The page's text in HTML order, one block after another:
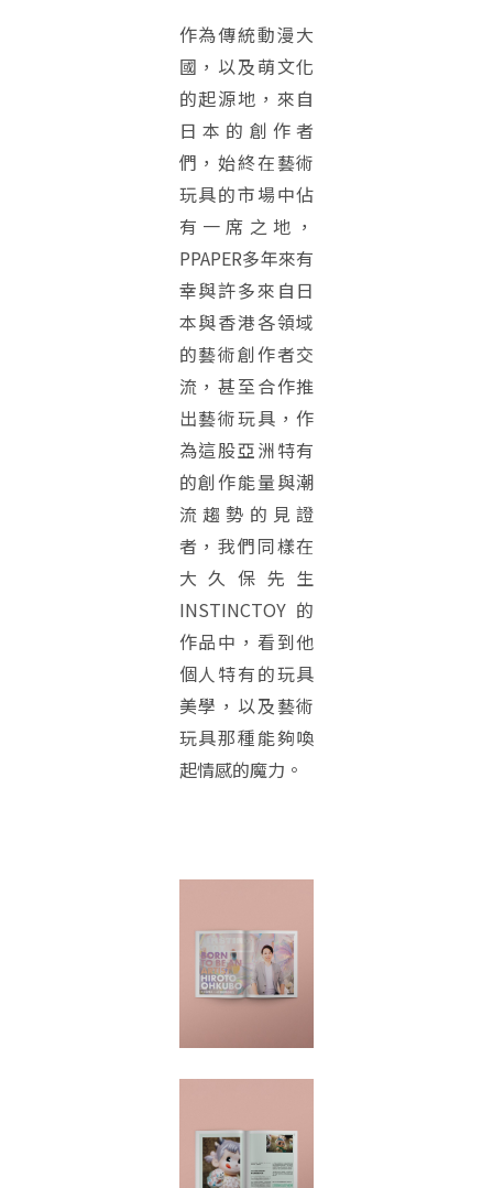
作為傳統動漫大
國，以及萌文化
的起源地，來自
日本的創作者
們，始終在藝術
玩具的市場中佔
有一席之地，
PPAPER多年來有
幸與許多來自日
本與香港各領域
的藝術創作者交
流，甚至合作推
出藝術玩具，作
為這股亞洲特有
的創作能量與潮
流趨勢的見證
者，我們同樣在
大久保先生
INSTINCTOY的
作品中，看到他
個人特有的玩具
美學，以及藝術
玩具那種能夠喚
起情感的魔力。